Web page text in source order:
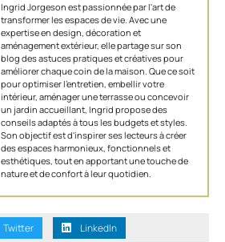
Ingrid Jorgeson est passionnée par l'art de
transformer les espaces de vie. Avec une
expertise en design, décoration et
aménagement extérieur, elle partage sur son
blog des astuces pratiques et créatives pour
améliorer chaque coin de la maison. Que ce soit
pour optimiser l’entretien, embellir votre
intérieur, aménager une terrasse ou concevoir
un jardin accueillant, Ingrid propose des
conseils adaptés à tous les budgets et styles.
Son objectif est d'inspirer ses lecteurs à créer
des espaces harmonieux, fonctionnels et
esthétiques, tout en apportant une touche de
nature et de confort à leur quotidien.
Twitter LinkedIn